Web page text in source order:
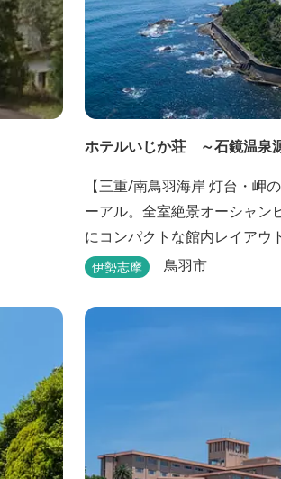
ホテルいじか荘 ～石鏡温泉
【三重/南鳥羽海岸 灯台・岬
ーアル。全室絶景オーシャン
にコンパクトな館内レイアウ
んこんと湧きでる天然温泉源
ル。
伊勢志摩 鳥羽市